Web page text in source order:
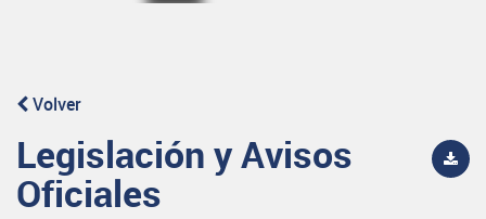
Volver
Legislación y Avisos
Oficiales